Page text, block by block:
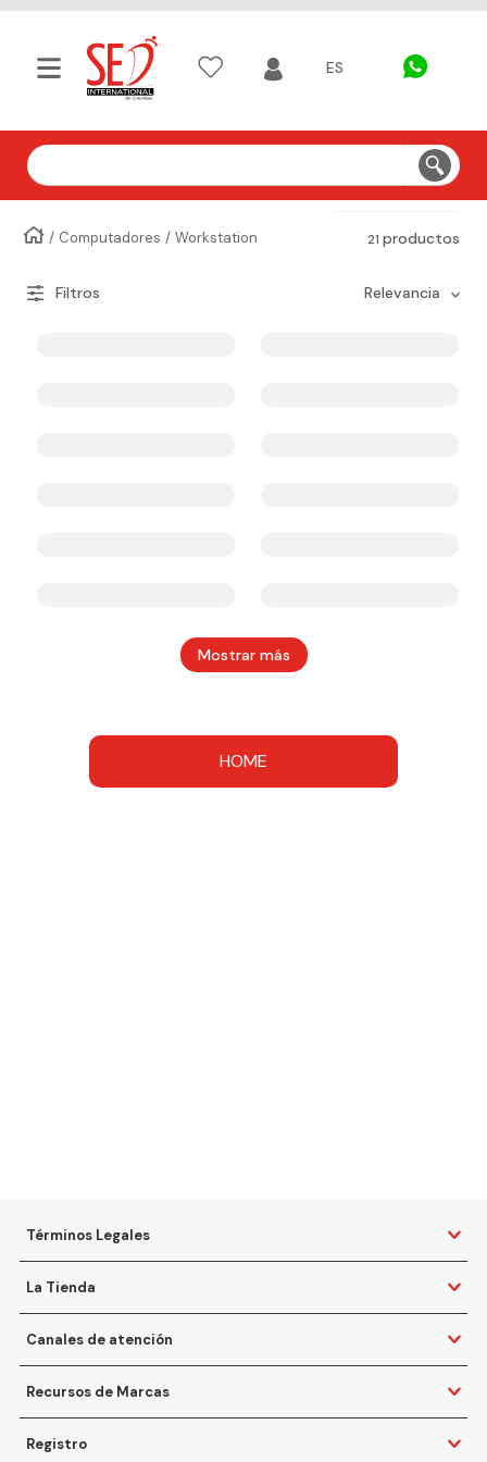
ES
Buscar
Computadores Workstation 21productos
relevancia
Mostrar más
HOME
Términos Legales
La Tienda
Canales de atención
Recursos de Marcas
Registro